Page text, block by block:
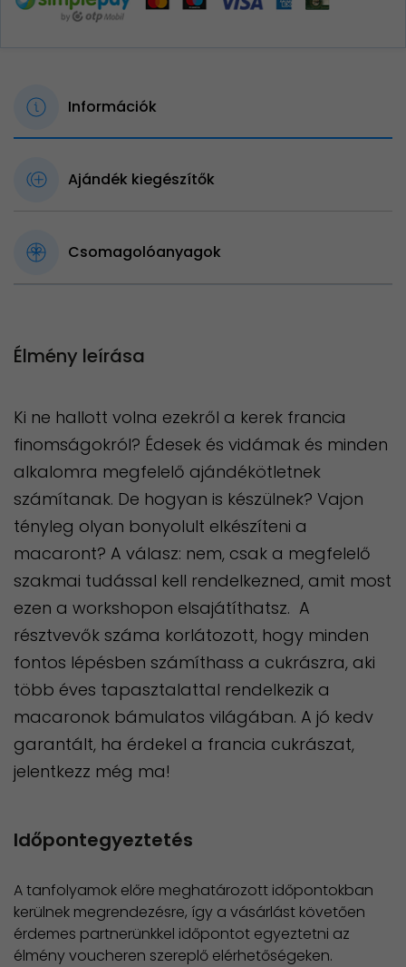
Információk
Ajándék kiegészítők
Csomagolóanyagok
Élmény leírása
Ki ne hallott volna ezekről a kerek francia
finomságokról? Édesek és vidámak és minden
alkalomra megfelelő ajándékötletnek
számítanak. De hogyan is készülnek? Vajon
tényleg olyan bonyolult elkészíteni a
macaront? A válasz: nem, csak a megfelelő
szakmai tudással kell rendelkezned, amit most
ezen a workshopon elsajátíthatsz. A
résztvevők száma korlátozott, hogy minden
fontos lépésben számíthass a cukrászra, aki
több éves tapasztalattal rendelkezik a
macaronok bámulatos világában. A jó kedv
garantált, ha érdekel a francia cukrászat,
jelentkezz még ma!
Időpontegyeztetés
A tanfolyamok előre meghatározott időpontokban
kerülnek megrendezésre, így a vásárlást követően
érdemes partnerünkkel időpontot egyeztetni az
élmény voucheren szereplő elérhetőségeken.